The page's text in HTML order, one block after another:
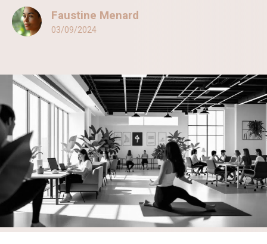
Faustine Menard
03/09/2024